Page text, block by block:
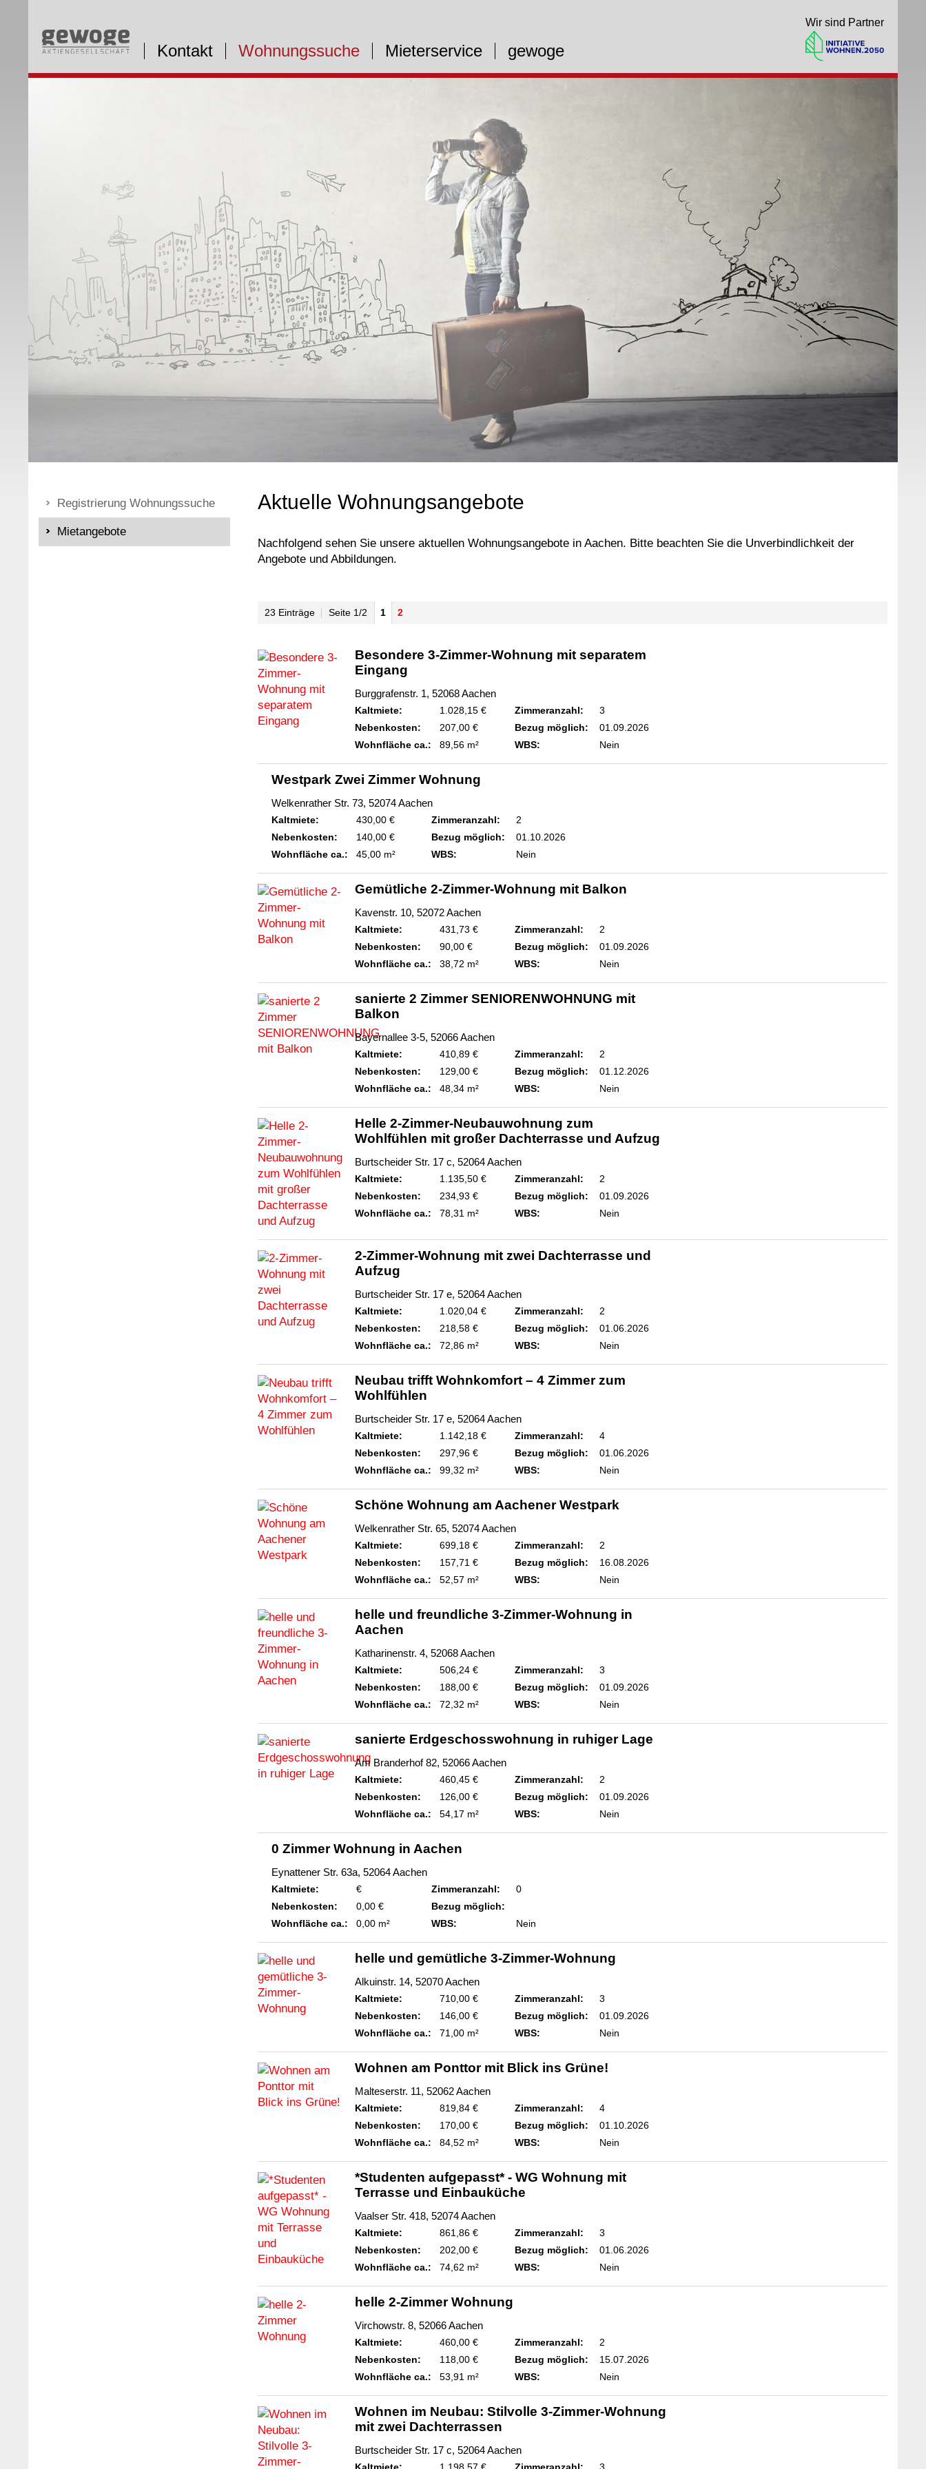
Wir sind Partner
Kontakt Wohnungssuche Mieterservice gewoge
Registrierung Wohnungssuche
Mietangebote
Aktuelle Wohnungsangebote
Nachfolgend sehen Sie unsere aktuellen Wohnungsangebote in Aachen. Bitte beachten Sie die Unverbindlichkeit der
Angebote und Abbildungen.
23 Einträge Seite 1/2 1 2
Besondere 3-Zimmer-Wohnung mit separatem
Eingang
Burggrafenstr. 1, 52068 Aachen
Kaltmiete:
1.028,15 €
Nebenkosten:
207,00 €
Wohnfläche ca.:
89,56 m²
Zimmeranzahl:
3
Bezug möglich:
01.09.2026
WBS:
Nein
Westpark Zwei Zimmer Wohnung
Welkenrather Str. 73, 52074 Aachen
Kaltmiete:
430,00 €
Nebenkosten:
140,00 €
Wohnfläche ca.:
45,00 m²
Zimmeranzahl:
2
Bezug möglich:
01.10.2026
WBS:
Nein
Gemütliche 2-Zimmer-Wohnung mit Balkon
Kavenstr. 10, 52072 Aachen
Kaltmiete:
431,73 €
Nebenkosten:
90,00 €
Wohnfläche ca.:
38,72 m²
Zimmeranzahl:
2
Bezug möglich:
01.09.2026
WBS:
Nein
sanierte 2 Zimmer SENIORENWOHNUNG mit
Balkon
Bayernallee 3-5, 52066 Aachen
Kaltmiete:
410,89 €
Nebenkosten:
129,00 €
Wohnfläche ca.:
48,34 m²
Zimmeranzahl:
2
Bezug möglich:
01.12.2026
WBS:
Nein
Helle 2-Zimmer-Neubauwohnung zum
Wohlfühlen mit großer Dachterrasse und Aufzug
Burtscheider Str. 17 c, 52064 Aachen
Kaltmiete:
1.135,50 €
Nebenkosten:
234,93 €
Wohnfläche ca.:
78,31 m²
Zimmeranzahl:
2
Bezug möglich:
01.09.2026
WBS:
Nein
2-Zimmer-Wohnung mit zwei Dachterrasse und
Aufzug
Burtscheider Str. 17 e, 52064 Aachen
Kaltmiete:
1.020,04 €
Nebenkosten:
218,58 €
Wohnfläche ca.:
72,86 m²
Zimmeranzahl:
2
Bezug möglich:
01.06.2026
WBS:
Nein
Neubau trifft Wohnkomfort – 4 Zimmer zum
Wohlfühlen
Burtscheider Str. 17 e, 52064 Aachen
Kaltmiete:
1.142,18 €
Nebenkosten:
297,96 €
Wohnfläche ca.:
99,32 m²
Zimmeranzahl:
4
Bezug möglich:
01.06.2026
WBS:
Nein
Schöne Wohnung am Aachener Westpark
Welkenrather Str. 65, 52074 Aachen
Kaltmiete:
699,18 €
Nebenkosten:
157,71 €
Wohnfläche ca.:
52,57 m²
Zimmeranzahl:
2
Bezug möglich:
16.08.2026
WBS:
Nein
helle und freundliche 3-Zimmer-Wohnung in
Aachen
Katharinenstr. 4, 52068 Aachen
Kaltmiete:
506,24 €
Nebenkosten:
188,00 €
Wohnfläche ca.:
72,32 m²
Zimmeranzahl:
3
Bezug möglich:
01.09.2026
WBS:
Nein
sanierte Erdgeschosswohnung in ruhiger Lage
Am Branderhof 82, 52066 Aachen
Kaltmiete:
460,45 €
Nebenkosten:
126,00 €
Wohnfläche ca.:
54,17 m²
Zimmeranzahl:
2
Bezug möglich:
01.09.2026
WBS:
Nein
0 Zimmer Wohnung in Aachen
Eynattener Str. 63a, 52064 Aachen
Kaltmiete:
€
Nebenkosten:
0,00 €
Wohnfläche ca.:
0,00 m²
Zimmeranzahl:
0
Bezug möglich:
WBS:
Nein
helle und gemütliche 3-Zimmer-Wohnung
Alkuinstr. 14, 52070 Aachen
Kaltmiete:
710,00 €
Nebenkosten:
146,00 €
Wohnfläche ca.:
71,00 m²
Zimmeranzahl:
3
Bezug möglich:
01.09.2026
WBS:
Nein
Wohnen am Ponttor mit Blick ins Grüne!
Malteserstr. 11, 52062 Aachen
Kaltmiete:
819,84 €
Nebenkosten:
170,00 €
Wohnfläche ca.:
84,52 m²
Zimmeranzahl:
4
Bezug möglich:
01.10.2026
WBS:
Nein
*Studenten aufgepasst* - WG Wohnung mit
Terrasse und Einbauküche
Vaalser Str. 418, 52074 Aachen
Kaltmiete:
861,86 €
Nebenkosten:
202,00 €
Wohnfläche ca.:
74,62 m²
Zimmeranzahl:
3
Bezug möglich:
01.06.2026
WBS:
Nein
helle 2-Zimmer Wohnung
Virchowstr. 8, 52066 Aachen
Kaltmiete:
460,00 €
Nebenkosten:
118,00 €
Wohnfläche ca.:
53,91 m²
Zimmeranzahl:
2
Bezug möglich:
15.07.2026
WBS:
Nein
Wohnen im Neubau: Stilvolle 3-Zimmer-Wohnung
mit zwei Dachterrassen
Burtscheider Str. 17 c, 52064 Aachen